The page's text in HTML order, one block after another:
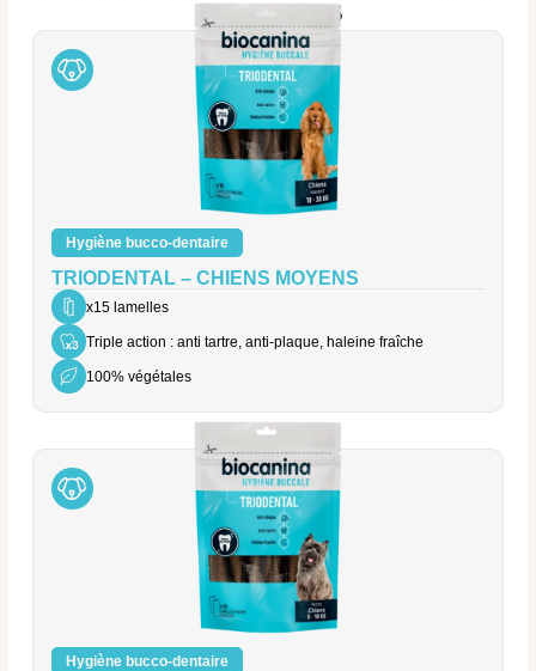
POUR CHIENS
Hygiène bucco-dentaire
TRIODENTAL – CHIENS MOYENS
x15 lamelles
Triple action : anti tartre, anti-plaque, haleine fraîche
100% végétales
Hygiène bucco-dentaire